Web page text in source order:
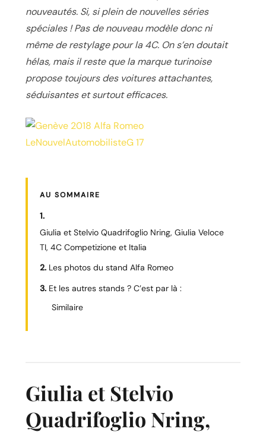
nouveautés. Si, si plein de nouvelles séries
spéciales ! Pas de nouveau modèle donc ni
même de restylage pour la 4C. On s’en doutait
hélas, mais il reste que la marque turinoise
propose toujours des voitures attachantes,
séduisantes et surtout efficaces.
AU SOMMAIRE
Giulia et Stelvio Quadrifoglio Nring, Giulia Veloce
TI, 4C Competizione et Italia
Les photos du stand Alfa Romeo
Et les autres stands ? C’est par là :
Similaire
Giulia et Stelvio
Quadrifoglio Nring,